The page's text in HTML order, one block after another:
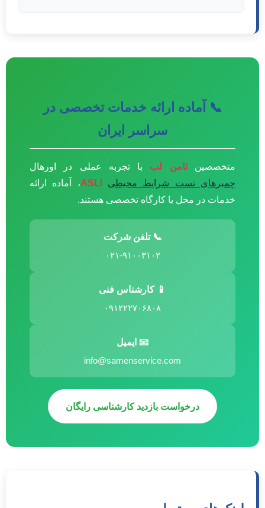
📞 آماده ارائه خدمات تخصصی در
سراسر ایران
متخصصینثامن لب با تجربه عملی در اورهال
چمبرهای تست شرایط محیطی ASLI، آماده ارائه
خدمات در محل یا کارگاه تخصصی هستند.
📞 تلفن شرکت
۰۲۱-۹۱۰۰۳۱۰۲
📱 کارشناس فنی
۰۹۱۲۲۲۷۰۶۸۰۸
📧 ایمیل
info@samenservice.com
درخواست بازدید کارشناسی رایگان